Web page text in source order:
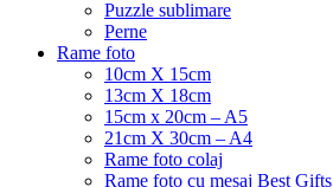
Puzzle sublimare
Perne
Rame foto
10cm X 15cm
13cm X 18cm
15cm x 20cm – A5
21cm X 30cm – A4
Rame foto colaj
Rame foto cu mesaj Best Gifts